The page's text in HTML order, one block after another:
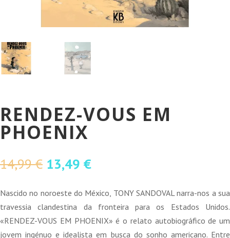
RENDEZ-VOUS EM
PHOENIX
14,99€ O
original
era:
14,99 €.
13,49 €O
atual
é:
13,49 €.
Nascido no noroeste do México, TONY SANDOVAL narra-nos a sua
travessia clandestina da fronteira para os Estados Unidos.
«RENDEZ-VOUS EM PHOENIX» é o relato autobiográfico de um
jovem ingénuo e idealista em busca do sonho americano. Entre